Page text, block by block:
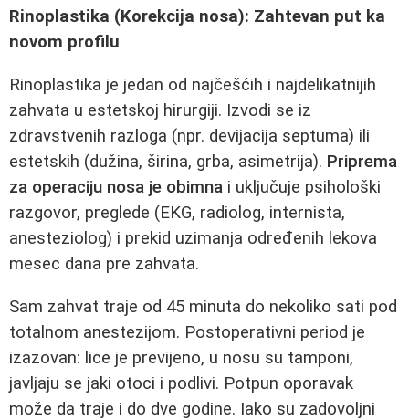
Rinoplastika (Korekcija nosa): Zahtevan put ka
novom profilu
Rinoplastika je jedan od najčešćih i najdelikatnijih
zahvata u estetskoj hirurgiji. Izvodi se iz
zdravstvenih razloga (npr. devijacija septuma) ili
estetskih (dužina, širina, grba, asimetrija). Priprema
za operaciju nosa je obimna i uključuje psihološki
razgovor, preglede (EKG, radiolog, internista,
anesteziolog) i prekid uzimanja određenih lekova
mesec dana pre zahvata.
Sam zahvat traje od 45 minuta do nekoliko sati pod
totalnom anestezijom. Postoperativni period je
izazovan: lice je previjeno, u nosu su tamponi,
javljaju se jaki otoci i podlivi. Potpun oporavak
može da traje i do dve godine. Iako su zadovoljni